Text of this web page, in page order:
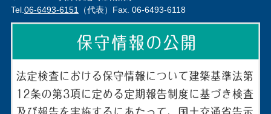
Tel. 06-6493-6151 （代表）Fax. 06-6493-6118